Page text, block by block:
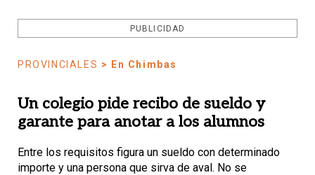
PUBLICIDAD
PROVINCIALES > En Chimbas
Un colegio pide recibo de sueldo y
garante para anotar a los alumnos
Entre los requisitos figura un sueldo con determinado
importe y una persona que sirva de aval. No se